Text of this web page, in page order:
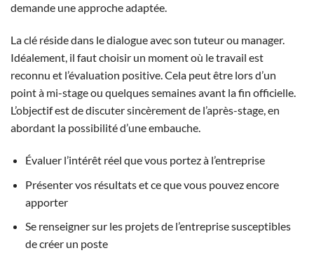
demande une approche adaptée.
La clé réside dans le dialogue avec son tuteur ou manager.
Idéalement, il faut choisir un moment où le travail est
reconnu et l’évaluation positive. Cela peut être lors d’un
point à mi-stage ou quelques semaines avant la fin officielle.
L’objectif est de discuter sincèrement de l’après-stage, en
abordant la possibilité d’une embauche.
Évaluer l’intérêt réel que vous portez à l’entreprise
Présenter vos résultats et ce que vous pouvez encore
apporter
Se renseigner sur les projets de l’entreprise susceptibles
de créer un poste